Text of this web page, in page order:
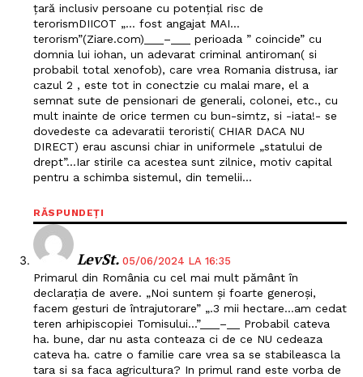
Un proiect
FREEDOM HOUSE ROMÂNIA
PRESShub
Proiecte editoriale
Rețea
Contact
țară inclusiv persoane cu potențial risc de
terorismDIICOT „… fost angajat MAI…
terorism”(Ziare.com)___–___ perioada ” coincide” cu
domnia lui iohan, un adevarat criminal antiroman( si
probabil total xenofob), care vrea Romania distrusa, iar
cazul 2 , este tot in conectzie cu malai mare, el a
semnat sute de pensionari de generali, colonei, etc., cu
mult inainte de orice termen cu bun-simtz, si -iata!- se
dovedeste ca adevaratii teroristi( CHIAR DACA NU
DIRECT) erau ascunsi chiar in uniformele „statului de
drept”…Iar stirile ca acestea sunt zilnice, motiv capital
pentru a schimba sistemul, din temelii…
RĂSPUNDEȚI
LevSt. 05/06/2024 LA 16:35
Primarul din România cu cel mai mult pământ în
declarația de avere. „Noi suntem și foarte generoși,
facem gesturi de întrajutorare” „.3 mii hectare…am cedat
teren arhipiscopiei Tomisului…”___–__ Probabil cateva
ha. bune, dar nu asta conteaza ci de ce NU cedeaza
cateva ha. catre o familie care vrea sa se stabileasca la
tara si sa faca agricultura? In primul rand este vorba de